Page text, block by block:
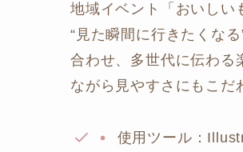
地域イベント「おいしい
“見た瞬間に行きたくな
合わせ、多世代に伝わる
ながら見やすさにもこだ
使用ツール：